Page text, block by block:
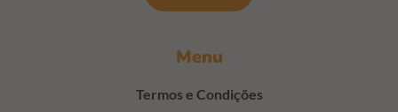
Menu
Termos e Condições